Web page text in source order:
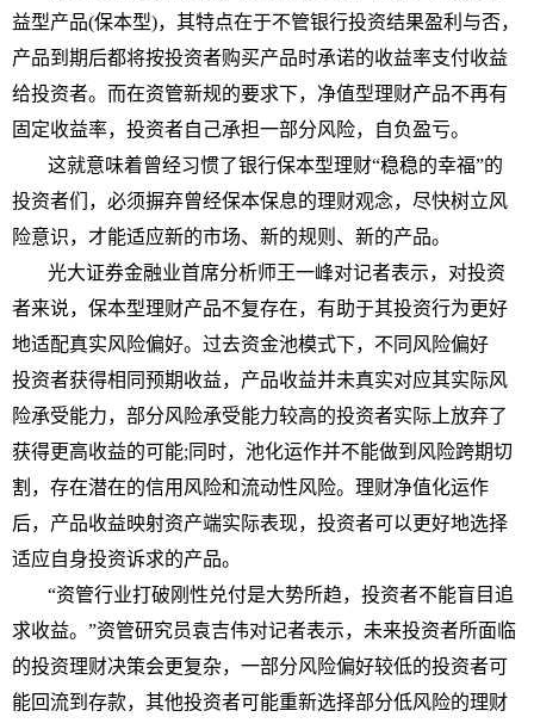
益型产品(保本型)，其特点在于不管银行投资结果盈利与否，
产品到期后都将按投资者购买产品时承诺的收益率支付收益
给投资者。而在资管新规的要求下，净值型理财产品不再有
固定收益率， 投资者自己承担一部分风险，自负盈亏。
这就意味着曾经习惯了银行保本型理财“稳稳的幸福”的
投资者们，必须摒弃曾经保本保息的理财观念，尽快树立风
险意识，才能适应新的市场、新的规则、新的产品。
光大证券金融业首席分析师王一峰对记者表示，对投资
者来说，保本型理财产品不复存在，有助于其投资行为更好
地适配真实风险偏好。过去资金池模式下，不同风险偏好
投资者获得相同预期收益，产品收益并未真实对应其实际风
险承受能力，部分风险承受能力较高的投资者实际上放弃了
获得更高收益的可能;同时，池化运作并不能做到风险跨期切
割，存在潜在的信用风险和流动性风险。 理财净值化运作
后，产品收益映射资产端实际表现， 投资者可以更好地选择
适应自身投资诉求的产品。
“资管行业打破刚 性兑付是大势所趋， 投资者不能盲目追
求收益。”资管研究员袁吉伟对记者表示，未来投资者所面临
的投资理财决策会更复杂，一部分风险偏好较低的投资者可
能回流到存款，其他投资者可能重新选择部分低风险的理财